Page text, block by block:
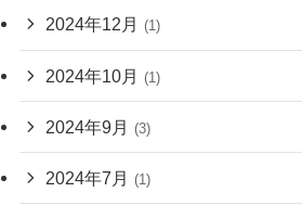
2024年12月 (1)
2024年10月 (1)
2024年9月 (3)
2024年7月 (1)